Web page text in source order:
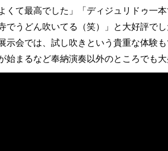
くて最高でした」「ディジュリドゥ一
でうどん吹いてる（笑）」と大好評でし
示会では、試し吹きという貴重な体験
始まるなど奉納演奏以外のところでも大